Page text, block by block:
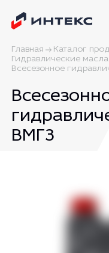
Главная Каталог
Гидравлические
Всесезонное
ВМГ3